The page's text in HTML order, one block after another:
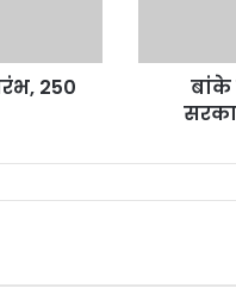
250
बांके